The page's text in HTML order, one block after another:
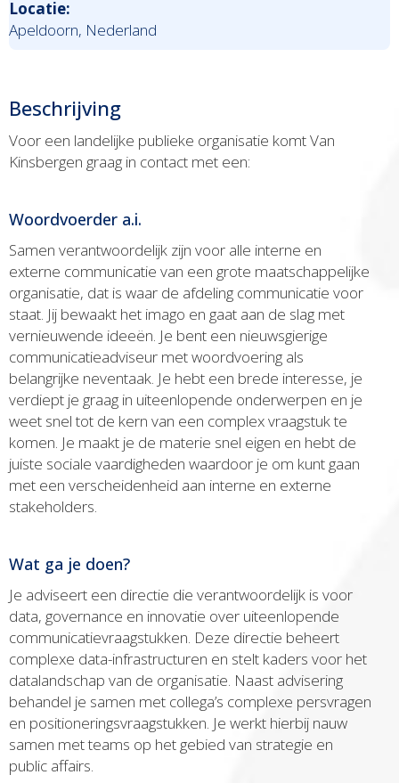
Locatie:
Apeldoorn, Nederland
Beschrijving
Voor een landelijke publieke organisatie komt Van
Kinsbergen graag in contact met een:
Woordvoerder a.i.
Samen verantwoordelijk zijn voor alle interne en
externe communicatie van een grote maatschappelijke
organisatie, dat is waar de afdeling communicatie voor
staat. Jij bewaakt het imago en gaat aan de slag met
vernieuwende ideeën. Je bent een nieuwsgierige
communicatieadviseur met woordvoering als
belangrijke neventaak. Je hebt een brede interesse, je
verdiept je graag in uiteenlopende onderwerpen en je
weet snel tot de kern van een complex vraagstuk te
komen. Je maakt je de materie snel eigen en hebt de
juiste sociale vaardigheden waardoor je om kunt gaan
met een verscheidenheid aan interne en externe
stakeholders.
Wat ga je doen?
Je adviseert een directie die verantwoordelijk is voor
data, governance en innovatie over uiteenlopende
communicatievraagstukken. Deze directie beheert
complexe data-infrastructuren en stelt kaders voor het
datalandschap van de organisatie. Naast advisering
behandel je samen met collega’s complexe persvragen
en positioneringsvraagstukken. Je werkt hierbij nauw
samen met teams op het gebied van strategie en
public affairs.